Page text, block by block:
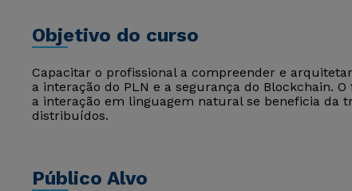
Objetivo do curso
Capacitar o profissional a compreender e
a interação do PLN e a segurança do Blockchain.
a interação em linguagem natural se beneficia da
distribuídos.
Público Alvo